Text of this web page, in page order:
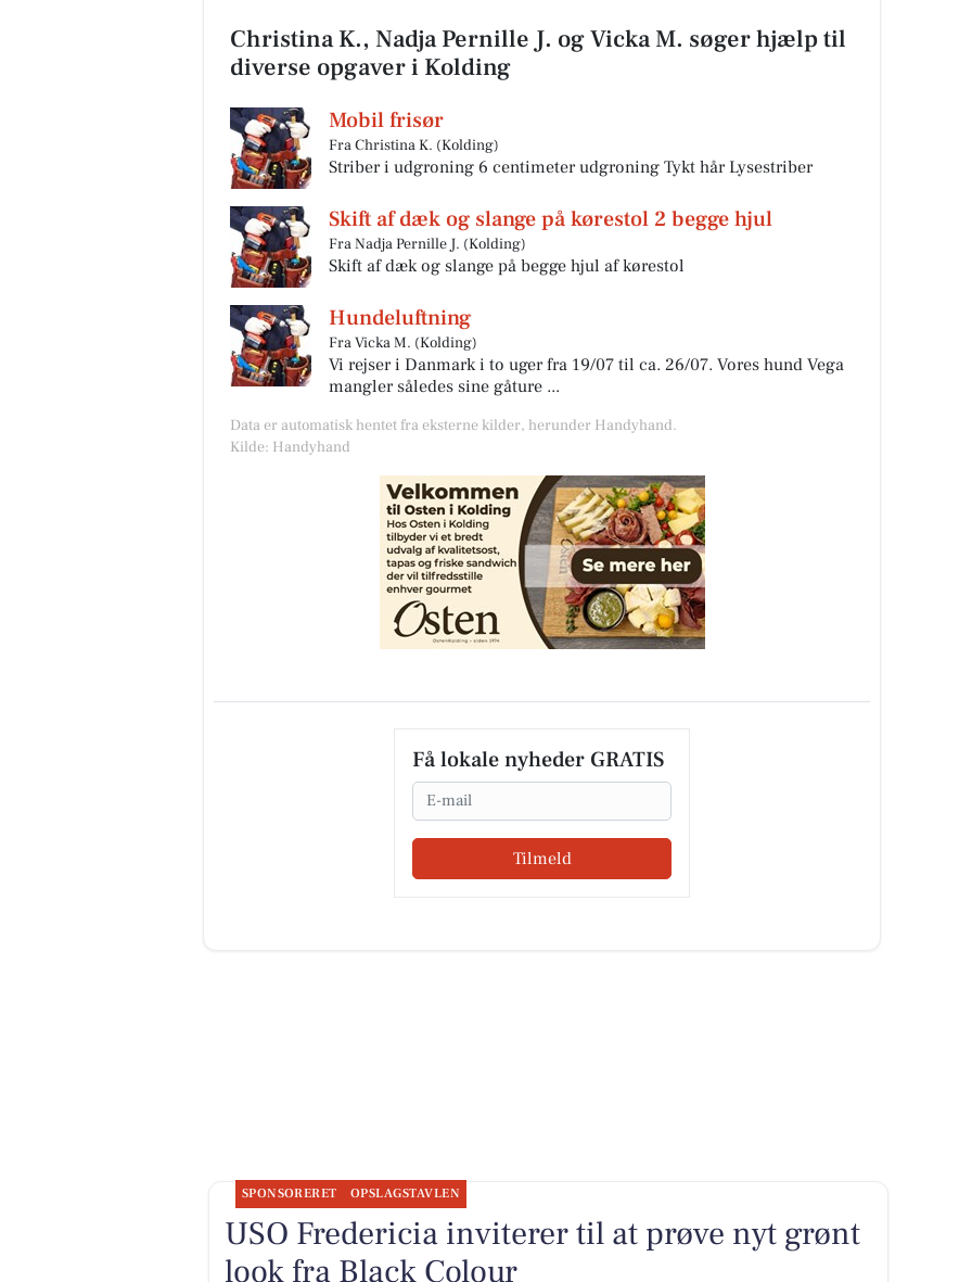
Christina K., Nadja Pernille J. og Vicka M. søger hjælp til
diverse opgaver i Kolding
Mobil frisør
Fra Christina K. (Kolding)
Striber i udgroning 6 centimeter udgroning Tykt hår Lysestriber
Skift af dæk og slange på kørestol 2 begge hjul
Fra Nadja Pernille J. (Kolding)
Skift af dæk og slange på begge hjul af kørestol
Hundeluftning
Fra Vicka M. (Kolding)
Vi rejser i Danmark i to uger fra 19/07 til ca. 26/07. Vores hund Vega
mangler således sine gåture ...
Data er automatisk hentet fra eksterne kilder, herunder Handyhand.
Kilde: Handyhand
Få lokale nyheder GRATIS
Email
Tilmeld
SPONSORERET OPSLAGSTAVLEN
USO Fredericia inviterer til at prøve nyt grønt
look fra Black Colour